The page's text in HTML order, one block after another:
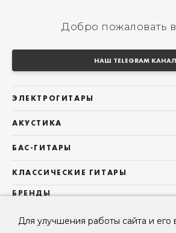
Для улучшения работы сайта и его
Добро пожаловать
НАШ TELEGRAM КАНАЛ
ЭЛЕКТРОГИТАРЫ
Telecaster
Les Paul
Superstrat
АКУСТИКА
Фолки (ОМ, 000, 00)
Гранд Аудиториум
Б/У, уцененные гитары
БАС-ГИТАРЫ
Precision Bass
КЛАССИЧЕСКИЕ ГИТАРЫ
Все классические гитары
Б/У, уцененные гитары
БРЕНДЫ
Sigma Guitars
Контакты